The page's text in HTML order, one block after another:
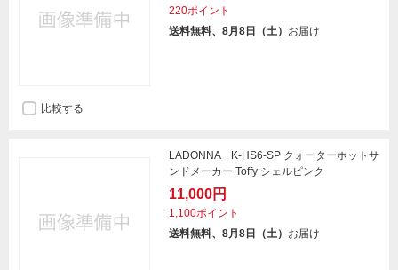
220ポイント
送料無料、8月8日（土） お届け
比較する
LADONNA K-HS6-SP クォーターホットサ
ンドメーカー Toffy シェルピンク
11,000円
1,100ポイント
送料無料、8月8日（土） お届け